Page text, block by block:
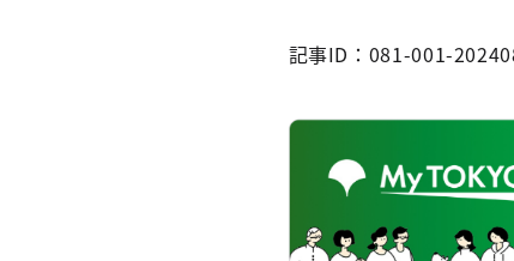
記事ID：081-001-